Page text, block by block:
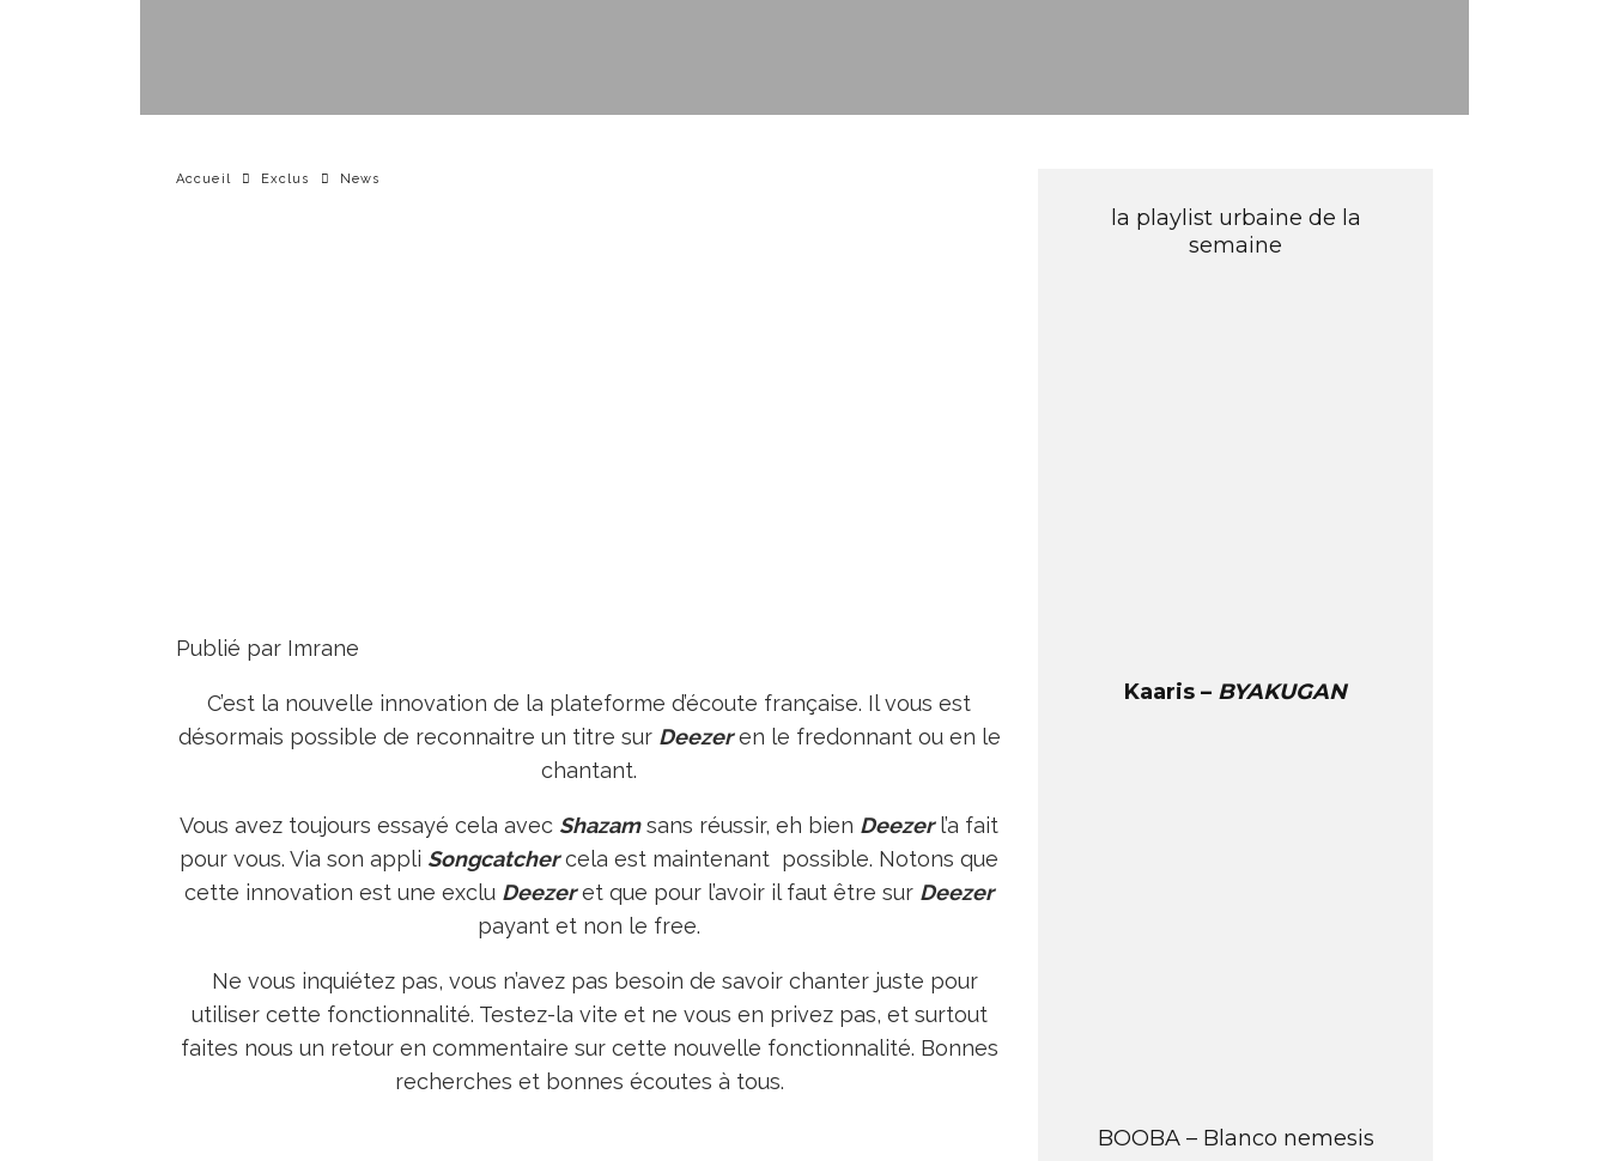
Accueil Exclus News
Publié par Imrane
C’est la nouvelle innovation de la plateforme d’écoute française. Il vous est
désormais possible de reconnaitre un titre sur Deezeren le fredonnant ou en le
chantant.
Vous avez toujours essayé cela avec Shazamsans réussir, eh bien Deezerl’a fait
pour vous. Via son appli Songcatchercela est maintenant possible. Notons que
cette innovation est une exclu Deezeret que pour l’avoir il faut être sur Deezer
payant et non le free.
Ne vous inquiétez pas, vous n’avez pas besoin de savoir chanter juste pour
utiliser cette fonctionnalité. Testez-la vite et ne vous en privez pas, et surtout
faites nous un retour en commentaire sur cette nouvelle fonctionnalité. Bonnes
recherches et bonnes écoutes à tous.
la playlist urbaine de la
semaine
Kaaris – BYAKUGAN
BOOBA – Blanco nemesis